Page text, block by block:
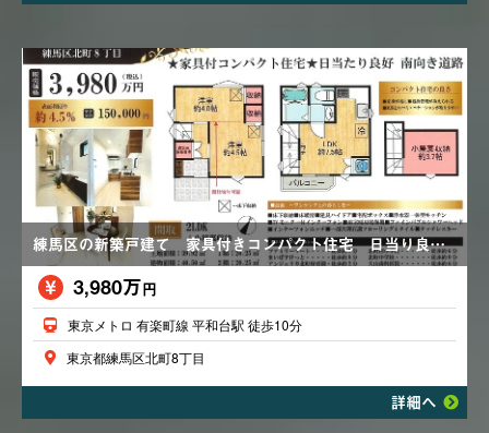
練馬区の新築戸建て 家具付きコンパクト住宅 日当り良好 TVモニター付インターホン
3,980万円
東京メトロ 有楽町線 平和台駅 徒歩10分
東京都練馬区北町8丁目
詳細へ